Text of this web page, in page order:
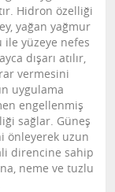
Hidron özelliği
yağan yağmur
yüzeye nefes
dışarı atılır,
vermesini
uygulama
engellenmiş
sağlar. Güneş
önleyerek uzun
direncine sahip
neme ve tuzlu